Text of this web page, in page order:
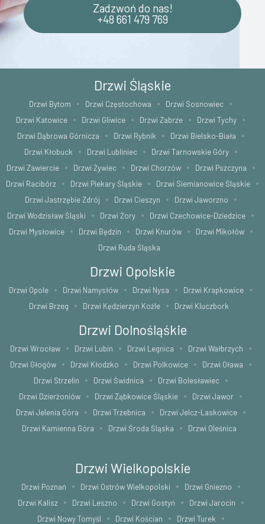
Zadzwoń do nas!
+48 661 479 769
Drzwi Śląskie
Drzwi Bytom Drzwi Częstochowa
Drzwi Sosnowiec
Drzwi Katowice
Drzwi Gliwice Drzwi Zabrze
Drzwi Tychy
Drzwi Dąbrowa Górnicza
Drzwi Rybnik
Drzwi Bielsko-Biała
Drzwi Kłobuck
Drzwi Lubliniec
Drzwi Tarnowskie Góry
Drzwi Zawiercie
Drzwi Żywiec Drzwi Chorzów
Drzwi Pszczyna
Drzwi Racibórz
Drzwi Piekary Śląskie
Drzwi Siemianowice Śląskie
Drzwi Jastrzębie Zdrój
Drzwi Cieszyn
Drzwi Jaworzno
Drzwi Wodzisław Śląski
Drzwi Żory
Drzwi Czechowice-Dziedzice
Drzwi Mysłowice
Drzwi Będzin Drzwi Knurów
Drzwi Mikołów
Drzwi Ruda Śląska
Drzwi Opolskie
Drzwi Opole Drzwi Namysłów Drzwi Nysa
Drzwi Krapkowice
Drzwi Brzeg
Drzwi Kędzierzyn Koźle Drzwi Kluczbork
Drzwi Dolnośląśkie
Drzwi Wrocław Drzwi Lubin Drzwi Legnica
Drzwi Wałbrzych
Drzwi Głogów
Drzwi Kłodzko Drzwi Polkowice
Drzwi Oława
Drzwi Strzelin
Drzwi Świdnica
Drzwi Bolesławiec
Drzwi Dzierżoniów
Drzwi Ząbkowice Śląskie
Drzwi Jawor
Drzwi Jelenia Góra
Drzwi Trzebnica
Drzwi Jelcz-Laskowice
Drzwi Kamienna Góra
Drzwi Środa Śląska Drzwi Oleśnica
Drzwi Wielkopolskie
Drzwi Poznań Drzwi Ostrów Wielkopolski
Drzwi Gniezno
Drzwi Kalisz
Drzwi Leszno Drzwi Gostyń
Drzwi Jarocin
Drzwi Nowy Tomyśl
Drzwi Kościan Drzwi Turek